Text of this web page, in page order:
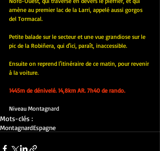
amène au premier lac de la Larri, appelé aussi gorgos
del Tormacal.
Petite balade sur le secteur et une vue grandiose sur le
pic de la Robiñera, qui d'ici, paraît, inaccessible.
Ensuite on reprend l'itinéraire de ce matin, pour revenir
à la voiture.
1445m de dénivelé. 14,8km AR. 7h40 de rando.
Niveau Montagnard
Mots-clés :
MontagnardEspagne